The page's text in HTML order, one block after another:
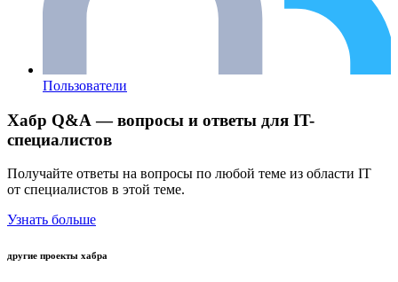
Пользователи
Хабр Q&A — вопросы и ответы для IT-
специалистов
Получайте ответы на вопросы по любой теме из области IT
от специалистов в этой теме.
Узнать больше
другие проекты хабра